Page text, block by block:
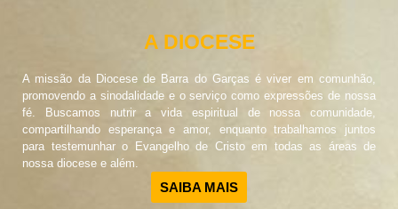
A DIOCESE
A missão da Diocese de Barra do Garças é viver em comunhão,
promovendo a sinodalidade e o serviço como expressões de nossa
fé. Buscamos nutrir a vida espiritual de nossa comunidade,
compartilhando esperança e amor, enquanto trabalhamos juntos
para testemunhar o Evangelho de Cristo em todas as áreas de
nossa diocese e além.
SAIBA MAIS